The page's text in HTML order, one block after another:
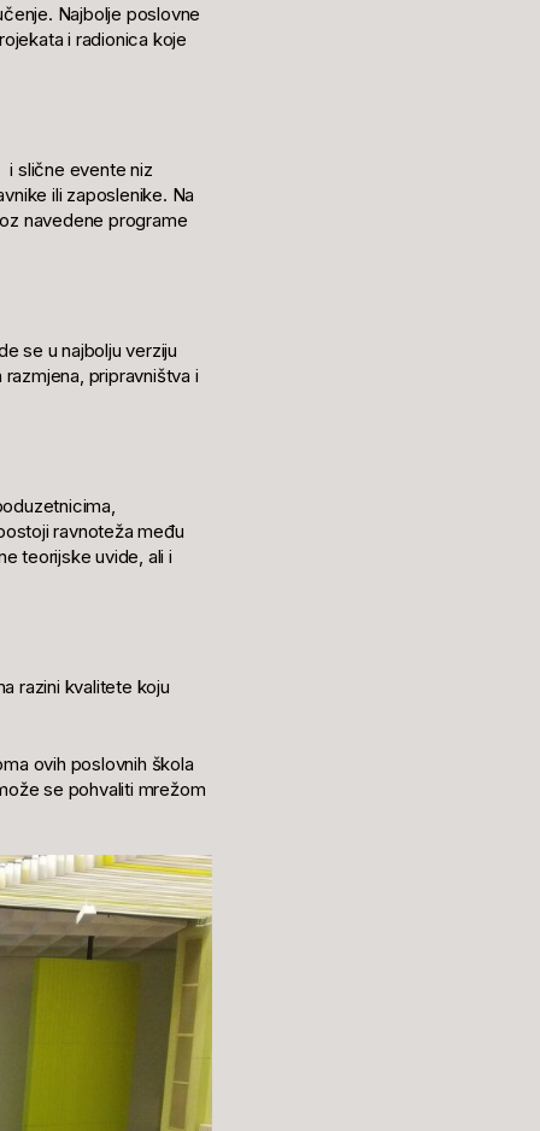
Najbolje poslovne
i radionica koje
i slične evente niz
ili zaposlenike. Na
navedene programe
se u najbolju verziju
pripravništva i
ravnoteža među
teorijske uvide, ali i
razini kvalitete koju
ovih poslovnih škola
se pohvaliti mrežom